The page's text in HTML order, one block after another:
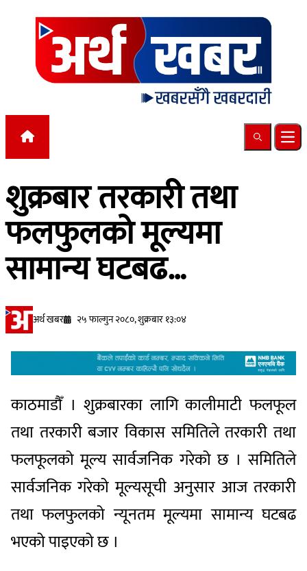
Skip to content
Search
शुक्रबार तरकारी तथा
फलफुलको मूल्यमा
सामान्य घटबढ…
अर्थ खबर २५ फाल्गुन २०८०, शुक्रबार १३:०४
काठमाडौँ । शुक्रबारका लागि कालीमाटी फलफूल
तथा तरकारी बजार विकास समितिले तरकारी तथा
फलफूलको मूल्य सार्वजनिक गरेको छ । समितिले
सार्वजनिक गरेको मूल्यसूची अनुसार आज तरकारी
तथा फलफुलको न्यूनतम मूल्यमा सामान्य घटबढ
भएको पाइएको छ ।